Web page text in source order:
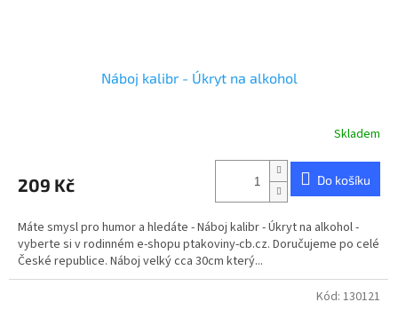
Náboj kalibr - Úkryt na alkohol
Skladem
209 Kč Do košíku
Máte smysl pro humor a hledáte - Náboj kalibr - Úkryt na alkohol -
vyberte si v rodinném e-shopu ptakoviny-cb.cz. Doručujeme po celé
České republice. Náboj velký cca 30cm který...
Kód: 130121